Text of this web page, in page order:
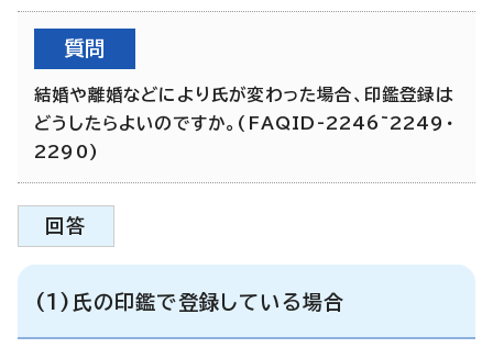
質問
結婚や離婚などにより氏が変わった場合、印鑑登録は
どうしたらよいのですか。(FAQID-2246~2249・
2290)
回答
(1)氏の印鑑で登録している場合